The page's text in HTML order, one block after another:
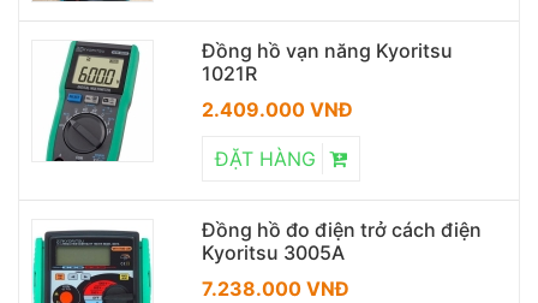
Đồng hồ vạn năng Kyoritsu
1021R
2.409.000 VNĐ
ĐẶT HÀNG
Đồng hồ đo điện trở cách điện
Kyoritsu 3005A
7.238.000 VNĐ